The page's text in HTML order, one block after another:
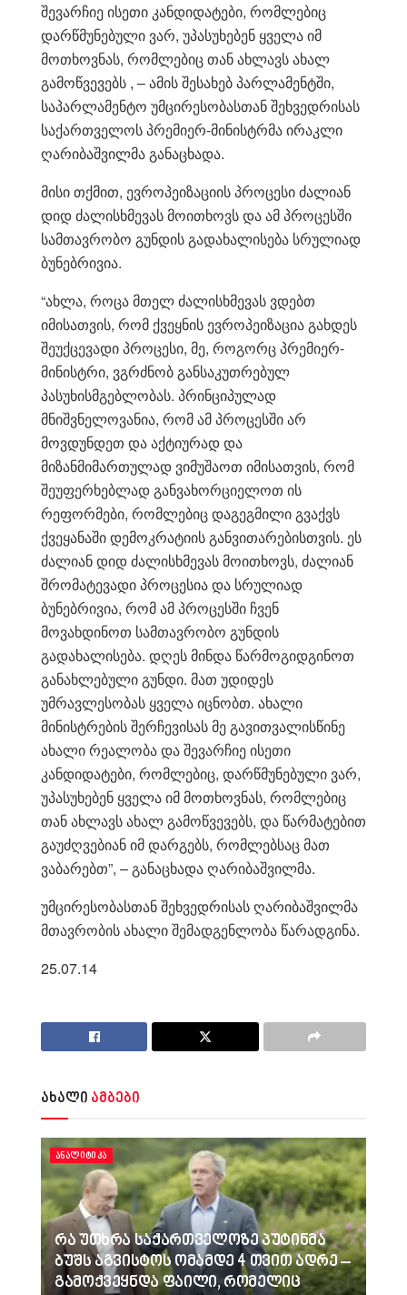
შევარჩიე ისეთი კანდიდატები, რომლებიც
დარწმუნებული ვარ, უპასუხებენ ყველა იმ
მოთხოვნას, რომლებიც თან ახლავს ახალ
გამოწვევებს , – ამის შესახებ პარლამენტში,
საპარლამენტო უმცირესობასთან შეხვედრისას
საქართველოს პრემიერ-მინისტრმა ირაკლი
ღარიბაშვილმა განაცხადა.
მისი თქმით, ევროპეიზაციის პროცესი ძალიან
დიდ ძალისხმევას მოითხოვს და ამ პროცესში
სამთავრობო გუნდის გადახალისება სრულიად
ბუნებრივია.
“ახლა, როცა მთელ ძალისხმევას ვდებთ
იმისათვის, რომ ქვეყნის ევროპეიზაცია გახდეს
შეუქცევადი პროცესი, მე, როგორც პრემიერ-
მინისტრი, ვგრძნობ განსაკუთრებულ
პასუხისმგებლობას. პრინციპულად
მნიშვნელოვანია, რომ ამ პროცესში არ
მოვდუნდეთ და აქტიურად და
მიზანმიმართულად ვიმუშაოთ იმისათვის, რომ
შეუფერხებლად განვახორციელოთ ის
რეფორმები, რომლებიც დაგეგმილი გვაქვს
ქვეყანაში დემოკრატიის განვითარებისთვის. ეს
ძალიან დიდ ძალისხმევას მოითხოვს, ძალიან
შრომატევადი პროცესია და სრულიად
ბუნებრივია, რომ ამ პროცესში ჩვენ
მოვახდინოთ სამთავრობო გუნდის
გადახალისება. დღეს მინდა წარმოგიდგინოთ
განახლებული გუნდი. მათ უდიდეს
უმრავლესობას ყველა იცნობთ. ახალი
მინისტრების შერჩევისას მე გავითვალისწინე
ახალი რეალობა და შევარჩიე ისეთი
კანდიდატები, რომლებიც, დარწმუნებული ვარ,
უპასუხებენ ყველა იმ მოთხოვნას, რომლებიც
თან ახლავს ახალ გამოწვევებს, და წარმატებით
გაუძღვებიან იმ დარგებს, რომლებსაც მათ
ვაბარებთ”, – განაცხადა ღარიბაშვილმა.
უმცირესობასთან შეხვედრისას ღარიბაშვილმა
მთავრობის ახალი შემადგენლობა წარადგინა.
25.07.14
ახალი ამბები
ᲐᲜᲐᲚᲘᲢᲘᲙᲐ
რა უთხრა საქართველოზე პუტინმა
ბუშს აგვისტოს ომამდე 4 თვით ადრე –
გამოქვეყნდა ფაილი, რომელიც